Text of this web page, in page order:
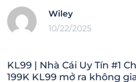
Wiley
10/22/2025
KL99 | Nhà Cái Uy Tín #1
199K KL99 mở ra không